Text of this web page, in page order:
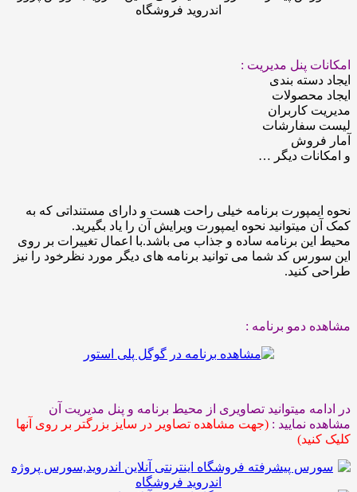
پنل مدیریت :
بندی
کاربران
دیگر …
برنامه خیلی راحت هست و دارای مستنداتی که به
نحوه ایمپورت ویرایش آن را یاد بگیرید.
برنامه ساده و جذاب می باشد.با اعمال تغییرات بر روی
کد شما می توانید برنامه های دیگر مورد نظرخود را نیز
دمو برنامه :
میتوانید تصاویری از محیط برنامه و پنل مدیریت آن
نمایید :(جهت مشاهده تصاویر در سایز بزرگتر بر روی آنها